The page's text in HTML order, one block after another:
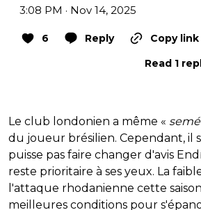
3:08 PM · Nov 14, 2025
6 Reply
Copy link
Read 1
Le club londonien a même «
du joueur brésilien. Cependant, il
puisse pas faire changer d'avis
reste prioritaire à ses yeux. La
l'attaque rhodanienne cette
meilleures conditions pour